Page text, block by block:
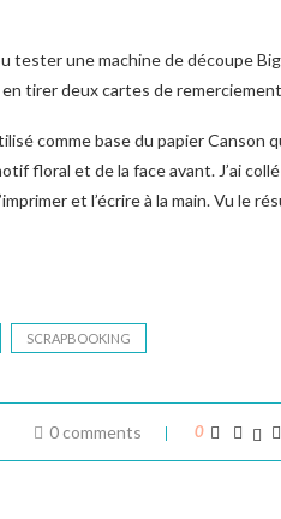
tester une machine de découpe
en tirer deux cartes de
comme base du papier Canson
floral et de la face avant. J’ai
et l’écrire à la main. Vu le
SCRAPBOOKING
0 comments 0